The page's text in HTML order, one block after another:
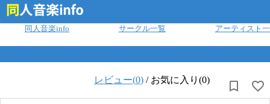
同人音楽info サークル一覧 アーティスト
レビュー(0) / お気に入り(0)